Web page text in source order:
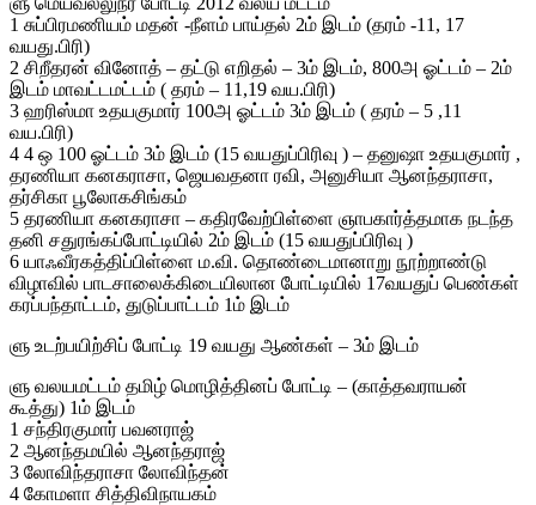
1 சுப்பிரமணியம் மதன் -நீளம் பாய்தல் 2ம் இடம் (தரம் -11, 17
வயது.பிரி)
2 சிறீதரன் வினோத் – தட்டு எறிதல் – 3ம் இடம், 800அ ஓட்டம் – 2ம்
இடம் மாவட்டமட்டம் ( தரம் – 11,19 வய.பிரி)
3 ஹரிஸ்மா உதயகுமார் 100அ ஓட்டம் 3ம் இடம் ( தரம் – 5 ,11
வய.பிரி)
4 4 ஒ 100 ஓட்டம் 3ம் இடம் (15 வயதுப்பிரிவு ) – தனுஷா உதயகுமார் ,
தரணியா கனகராசா, ஜெயவதனா ரவி, அனுசியா ஆனந்தராசா,
தர்சிகா பூலோகசிங்கம்
5 தரணியா கனகராசா – கதிரவேற்பிள்ளை ஞாபகார்த்தமாக நடந்த
தனி சதுரங்கப்போட்டியில் 2ம் இடம் (15 வயதுப்பிரிவு )
6 யாஃவீரகத்திப்பிள்ளை ம.வி. தொண்டைமானாறு நூற்றாண்டு
விழாவில் பாடசாலைக்கிடையிலான போட்டியில் 17வயதுப் பெண்கள்
கரப்பந்தாட்டம், துடுப்பாட்டம் 1ம் இடம்
ளு உடற்பயிற்சிப் போட்டி 19 வயது ஆண்கள் – 3ம் இடம்
ளு வலயமட்டம் தமிழ் மொழித்தினப் போட்டி – (காத்தவராயன்
கூத்து) 1ம் இடம்
1 சந்திரகுமார் பவனராஜ்
2 ஆனந்தமயில் ஆனந்தராஜ்
3 லோவிந்தராசா லோவிந்தன்
4 கோமளா சித்திவிநாயகம்